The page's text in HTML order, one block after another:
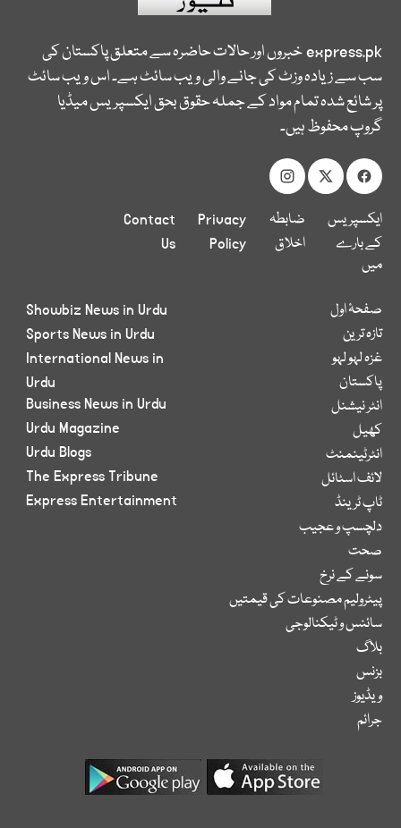
express.pkخبروں اور حالات حاضرہ سے متعلق پاکستان کی
سب سے زیادہ وزٹ کی جانے والی ویب سائٹ ہے۔ اس ویب سائٹ
پر شائع شدہ تمام مواد کے جملہ حقوق بحق ایکسپریس میڈیا
گروپ محفوظ ہیں۔
ایکسپریس
کے بارے
میں
ضابطہ
اخلاق
Privacy
Policy
Contact
Us
صفحۂ اول
تازہ ترین
غزہ لہو لہو
پاکستان
انٹر نیشنل
کھیل
انٹرٹینمنٹ
لائف اسٹائل
ٹاپ ٹرینڈ
دلچسپ و عجیب
صحت
سونے کے نرخ
پیٹرولیم مصنوعات کی قیمتیں
سائنس و ٹیکنالوجی
بلاگ
بزنس
ویڈیوز
جرائم
Showbiz News in Urdu
Sports News in Urdu
International News in
Urdu
Business News in Urdu
Urdu Magazine
Urdu Blogs
The Express Tribune
Express Entertainment